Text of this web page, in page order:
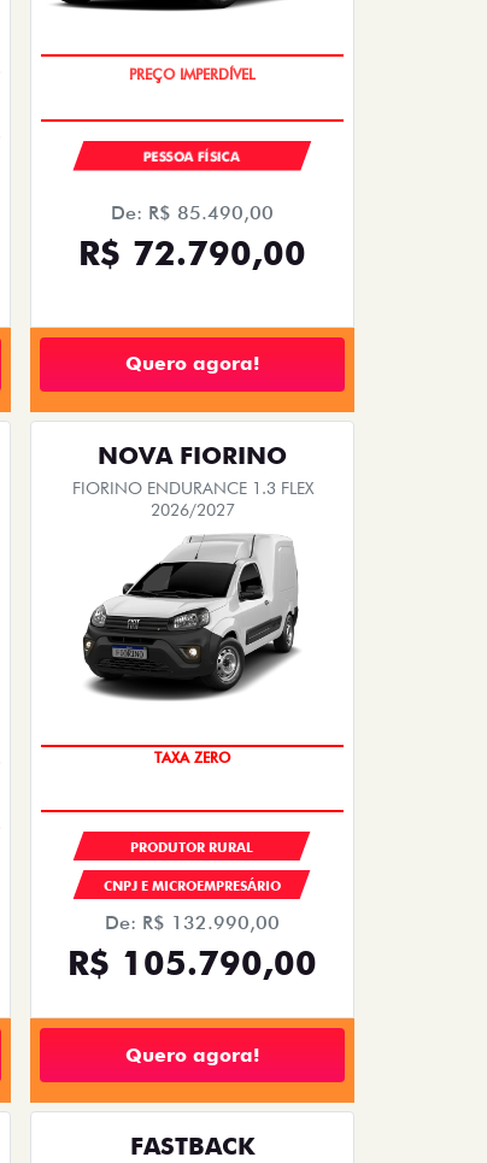
SUPER DESCONTO
PESSOA FÍSICA
De: R$ 85.490,00
R$ 72.790,00
Quero agora!
NOVA FIORINO
FIORINO ENDURANCE 1.3 FLEX
2026/2027
TAXA ZERO
PRODUTOR RURAL
CNPJ E MICROEMPRESÁRIO
De: R$ 132.990,00
R$ 105.790,00
Quero agora!
FASTBACK